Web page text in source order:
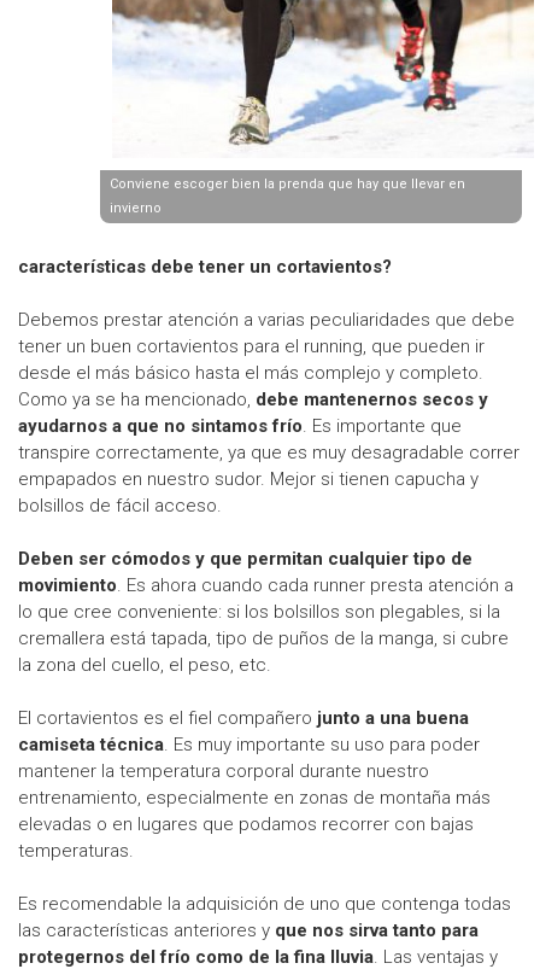
Conviene escoger bien la prenda que hay que llevar en
invierno
características debe tener un cortavientos?
Debemos prestar atención a varias peculiaridades que debe
tener un buen cortavientos para el running, que pueden ir
desde el más básico hasta el más complejo y completo.
Como ya se ha mencionado, debe mantenernos secos y
ayudarnos a que no sintamos frío. Es importante que
transpire correctamente, ya que es muy desagradable correr
empapados en nuestro sudor. Mejor si tienen capucha y
bolsillos de fácil acceso.
Deben ser cómodos y que permitan cualquier tipo de
movimiento. Es ahora cuando cada runner presta atención a
lo que cree conveniente: si los bolsillos son plegables, si la
cremallera está tapada, tipo de puños de la manga, si cubre
la zona del cuello, el peso, etc.
El cortavientos es el fiel compañero junto a una buena
camiseta técnica. Es muy importante su uso para poder
mantener la temperatura corporal durante nuestro
entrenamiento, especialmente en zonas de montaña más
elevadas o en lugares que podamos recorrer con bajas
temperaturas.
Es recomendable la adquisición de uno que contenga todas
las características anteriores y que nos sirva tanto para
protegernos del frío como de la fina lluvia. Las ventajas y